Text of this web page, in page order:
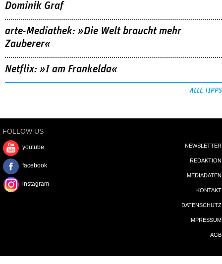
Dominik Graf
arte-Mediathek: »Die Welt braucht mehr
Zauberer«
Netflix: »I am Frankelda«
ALLE TIPPS
FOLLOW US
youtube
facebook
instagram
NEWSLETTER
REDAKTION
MEDIADATEN
KONTAKT
DATENSCHUTZ
IMPRESSUM
AGB